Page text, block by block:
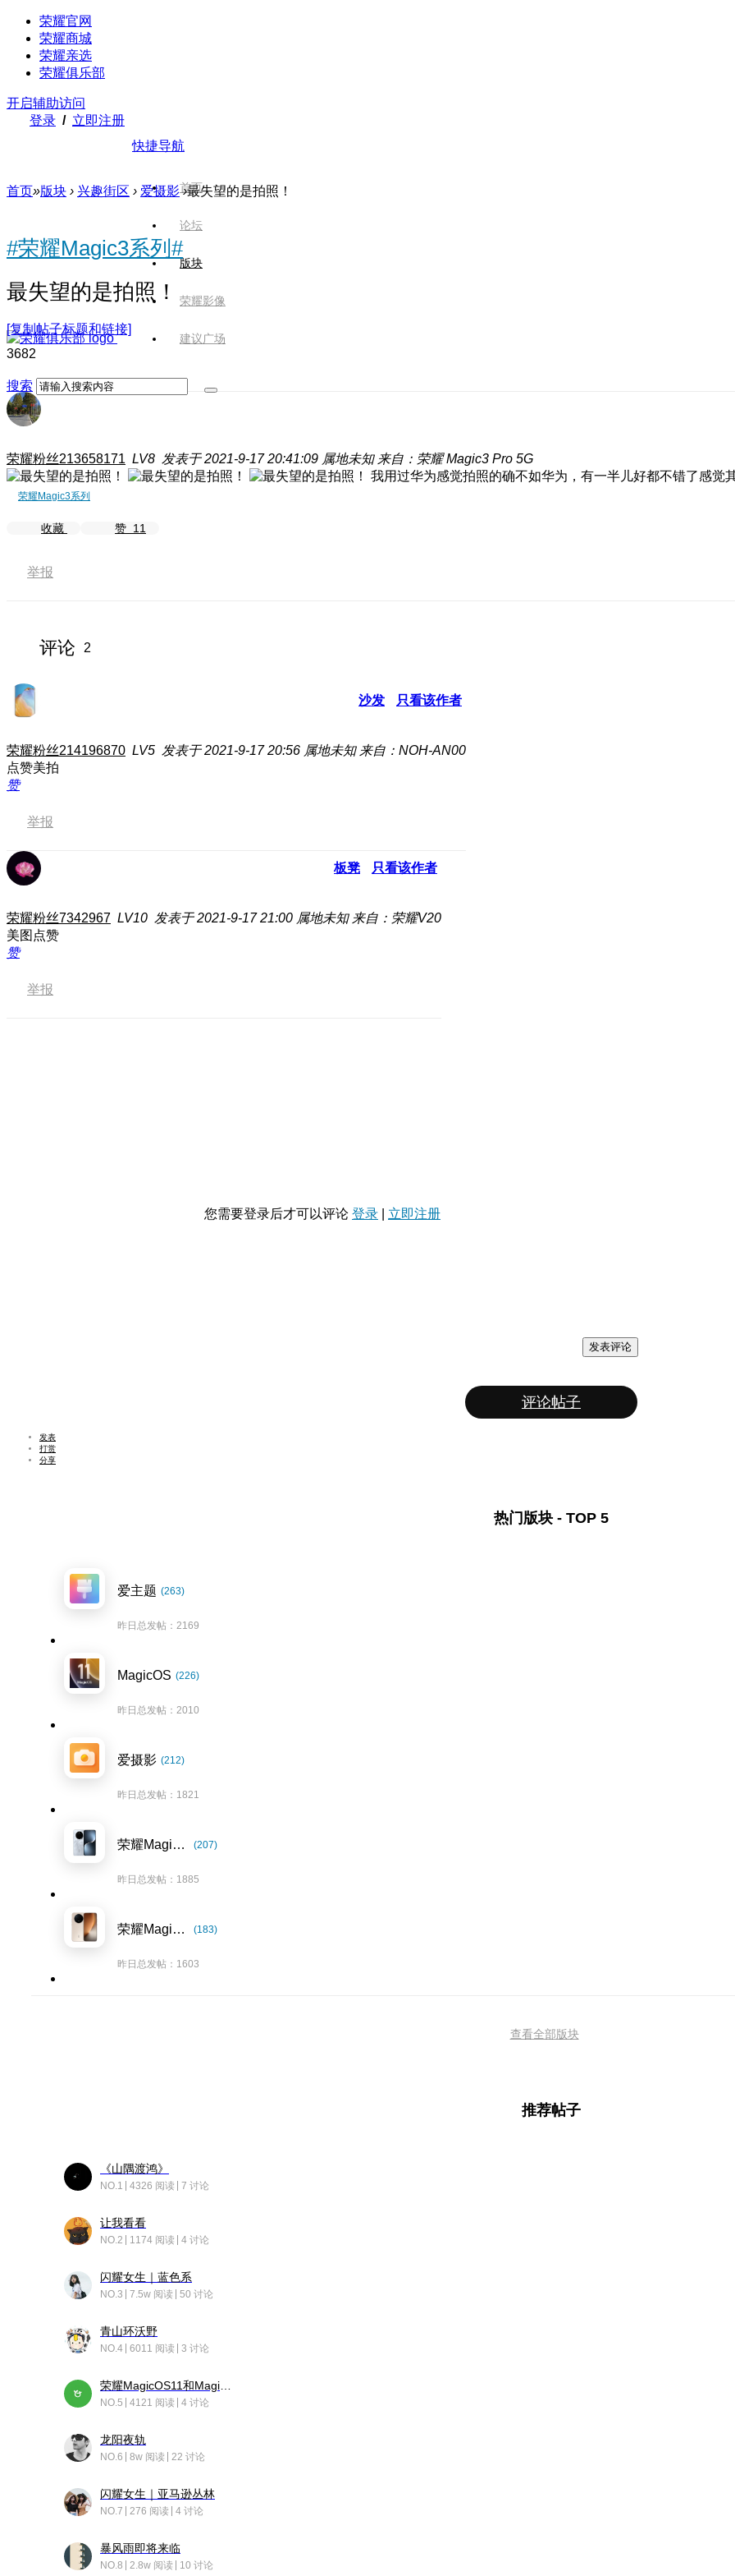
荣耀官网
荣耀商城
荣耀亲选
荣耀俱乐部
开启辅助访问
登录 / 立即注册
快捷导航
首页
论坛
版块
荣耀影像
建议广场
搜索
首页»版块 › 兴趣街区 › 爱摄影 ›最失望的是拍照！
#荣耀Magic3系列#
最失望的是拍照！
[复制帖子标题和链接]
3682
荣耀粉丝213658171 LV8 发表于 2021-9-17 20:41:09 属地未知 来自：荣耀 Magic3 Pro 5G
我用过华为感觉拍照的确不如华为，有一半儿好都不错了感觉
荣耀Magic3系列
收藏 赞 11
举报
评论 2
沙发 只看该作者
荣耀粉丝214196870 LV5 发表于 2021-9-17 20:56 属地未知 来自：NOH-AN00
点赞美拍
赞
举报
板凳 只看该作者
荣耀粉丝7342967 LV10 发表于 2021-9-17 21:00 属地未知 来自：荣耀V20
美图点赞
赞
举报
您需要登录后才可以评论 登录 立即注册
发表评论
评论帖子
发表
打赏
分享
热门版块 - TOP 5
爱主题 (263)
昨日总发帖：2169
MagicOS (226)
昨日总发帖：2010
爱摄影 (212)
昨日总发帖：1821
荣耀Magic7系列 (207)
昨日总发帖：1885
荣耀Magic8系列 (183)
昨日总发帖：1603
查看全部版块
推荐帖子
《山隅渡鸿》
NO.1 4326 阅读 7 讨论
让我看看
NO.2 1174 阅读 4 讨论
闪耀女生｜蓝色系
NO.3 7.5w 阅读 50 讨论
青山环沃野
NO.4 6011 阅读 3 讨论
NO.5 4121 阅读 4 讨论
龙阳夜轨
NO.6 8w 阅读 22 讨论
闪耀女生｜亚马逊丛林
NO.7 276 阅读 4 讨论
暴风雨即将来临
NO.8 2.8w 阅读 10 讨论